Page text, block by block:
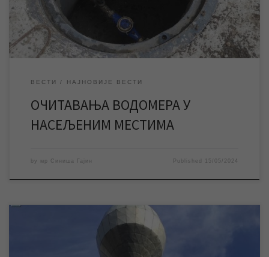
водомери се физичким лицима очитавају два пута годишње,
односно […]
ВЕСТИ НАЈНОВИЈЕ ВЕСТИ
ОЧИТАВАЊА ВОДОМЕРА У
НАСЕЉЕНИМ МЕСТИМА
by мр Синиша Гајин Published 15/05/2024
У среду 15. маја почели су радови на комплетној репарацији